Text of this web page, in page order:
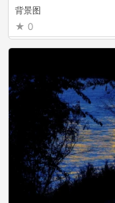
背景图
0